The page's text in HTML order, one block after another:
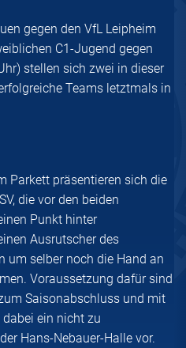
gegen den VfL Leipheim
C1-Jugend gegen
stellen sich zwei in dieser
Teams letztmals in
Parkett präsentieren sich die
die vor den beiden
Punkt hinter
Ausrutscher des
um selber noch die Hand an
Voraussetzung dafür sind
Saisonabschluss und mit
ein nicht zu
Hans-Nebauer-Halle vor.